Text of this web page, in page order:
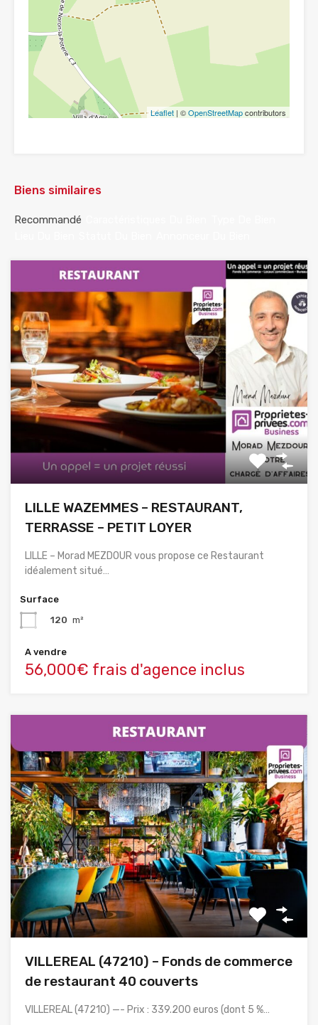
Leaflet | ©OpenStreetMapcontributors
Biens similaires
Recommandé
LILLE WAZEMMES – RESTAURANT,
TERRASSE – PETIT LOYER
LILLE – Morad MEZDOUR vous propose ce Restaurant
idéalement situé…
Surface
120 m²
A vendre
56,000€ frais d'agence inclus
VILLEREAL (47210) – Fonds de commerce
de restaurant 40 couverts
VILLEREAL (47210) —- Prix : 339.200 euros (dont 5 %…